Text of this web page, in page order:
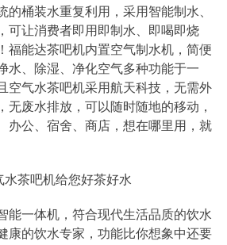
的桶装水重复利用，采用智能制水、
可让消费者即用即制水、即喝即烧
福能达茶吧机内置空气制水机，简便
水、除湿、净化空气多种功能于一
空气水茶吧机采用航天科技，无需外
无废水排放，可以随时随地的移动，
办公、宿舍、商店，想在哪里用，就
能一体机，符合现代生活品质的饮水
康的饮水专家，功能比你想象中还要